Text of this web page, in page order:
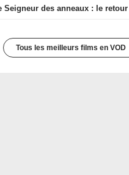
Seigneur des anneaux : le
Tous les meilleurs films en VOD